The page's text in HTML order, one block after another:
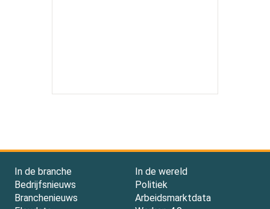
In de branche
Bedrijfsnieuws
Branchenieuws
In de wereld
Politiek
Arbeidsmarktdata